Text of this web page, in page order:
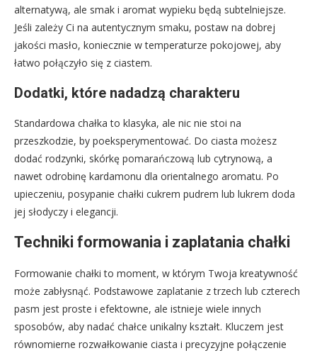
alternatywą, ale smak i aromat wypieku będą subtelniejsze.
Jeśli zależy Ci na autentycznym smaku, postaw na dobrej
jakości masło, koniecznie w temperaturze pokojowej, aby
łatwo połączyło się z ciastem.
Dodatki, które nadadzą charakteru
Standardowa chałka to klasyka, ale nic nie stoi na
przeszkodzie, by poeksperymentować. Do ciasta możesz
dodać rodzynki, skórkę pomarańczową lub cytrynową, a
nawet odrobinę kardamonu dla orientalnego aromatu. Po
upieczeniu, posypanie chałki cukrem pudrem lub lukrem doda
jej słodyczy i elegancji.
Techniki formowania i zaplatania chałki
Formowanie chałki to moment, w którym Twoja kreatywność
może zabłysnąć. Podstawowe zaplatanie z trzech lub czterech
pasm jest proste i efektowne, ale istnieje wiele innych
sposobów, aby nadać chałce unikalny kształt. Kluczem jest
równomierne rozwałkowanie ciasta i precyzyjne połączenie